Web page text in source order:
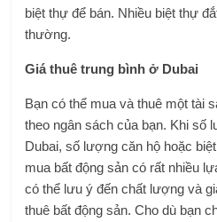
biệt thự để bán. Nhiều biệt thự
thường.
Giá thuê trung bình ở Dubai
Bạn có thể mua và thuê một tài
theo ngân sách của bạn. Khi số
Dubai, số lượng căn hộ hoặc
mua bất động sản có rất nhiều
có thể lưu ý đến chất lượng và
thuê bất động sản. Cho dù bạn